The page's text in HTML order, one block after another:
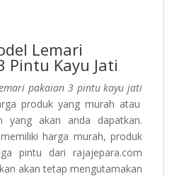
Lemari
Pintu Kayu Jati
pakaian 3 pintu kayu jati
produk yang murah atau
yang akan anda dapatkan.
harga murah, produk
pintu dari rajajepara.com
akan tetap mengutamakan